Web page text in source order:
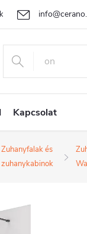
Egyedi
Kapcsolat
Zuhanyfalak és
zuhanykabinok